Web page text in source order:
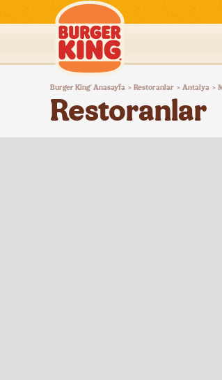
Burger
King®
Türkiye
Burger King® Anasayfa > Restoranlar > Antalya >
Restoranlar